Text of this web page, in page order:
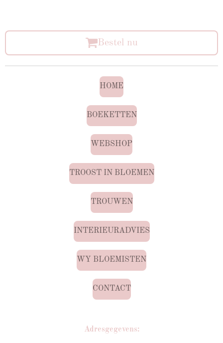
Bestel nu
HOME
BOEKETTEN
WEBSHOP
TROOST IN BLOEMEN
TROUWEN
INTERIEURADVIES
WY BLOEMISTEN
CONTACT
Adresgegevens: